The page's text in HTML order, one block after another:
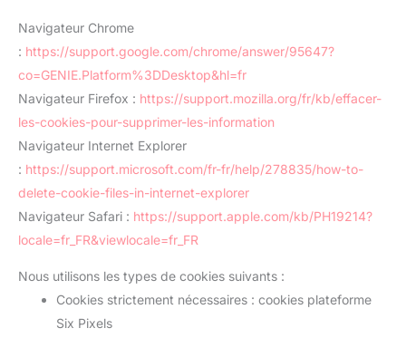
Navigateur Chrome
: https://support.google.com/chrome/answer/95647?
co=GENIE.Platform%3DDesktop&hl=fr
Navigateur Firefox : https://support.mozilla.org/fr/kb/effacer-
les-cookies-pour-supprimer-les-information
Navigateur Internet Explorer
: https://support.microsoft.com/fr-fr/help/278835/how-to-
delete-cookie-files-in-internet-explorer
Navigateur Safari : https://support.apple.com/kb/PH19214?
locale=fr_FR&viewlocale=fr_FR
Nous utilisons les types de cookies suivants :
Cookies strictement nécessaires : cookies plateforme
Six Pixels